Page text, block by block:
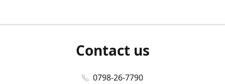
Contact us
0798-26-7790